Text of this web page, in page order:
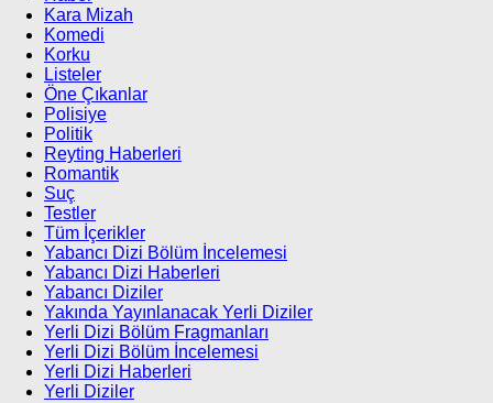
Kara Mizah
Komedi
Korku
Listeler
Öne Çıkanlar
Polisiye
Politik
Reyting Haberleri
Romantik
Suç
Testler
Tüm İçerikler
Yabancı Dizi Bölüm İncelemesi
Yabancı Dizi Haberleri
Yabancı Diziler
Yakında Yayınlanacak Yerli Diziler
Yerli Dizi Bölüm Fragmanları
Yerli Dizi Bölüm İncelemesi
Yerli Dizi Haberleri
Yerli Diziler